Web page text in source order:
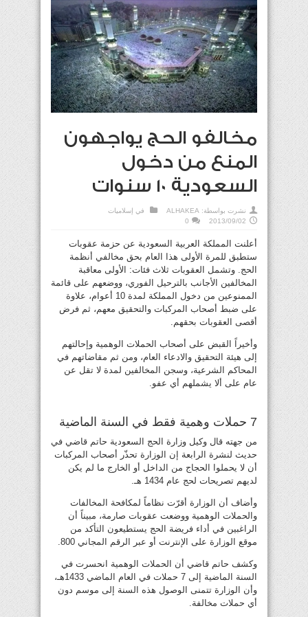
مخالفو الحج يواجهون
المنع من دخول
السعودية 10 سنوات
نشرت بواسطة: ALHAKEA في إسلاميات
2013/09/02
0
أعلنت المملكة العربية السعودية عن حزمة عقوبات
ستطبق للمرة الأولى هذا العام بحق مخالفي أنظمة
الحج. وتشمل العقوبات ثلاث فئات: الأولى معاقبة
المخالفين الأجانب بالترحيل الفوري، ووضعهم على قائمة
الممنوعين من دخول المملكة لمدة 10 أعوام، علاوة
على ضبط أصحاب المركبات والتحقيق معهم، ثم فرض
أقصى العقوبات بحقهم.
وأخيراً القبض على أصحاب الحملات الوهمية وإحالتهم
إلى هيئة التحقيق والادعاء العام، ومن ثم مقاضاتهم في
المحاكم الشرعية، وسجن المخالفين لمدة لا تقل عن
عام على ألا يشملهم أي عفو.
7 حملات وهمية فقط في السنة الماضية
من جهته قال وكيل وزارة الحج السعودية حاتم قاضي في
حديث لنشرة الرابعة إن الوزارة تحذّر أصحاب المركبات
أن لا يحملوا الحجاج من الداخل أو الخارج ما لم يكن
لديهم تصريحات لحج عام 1434 هـ.
وأضاف أن الوزارة أقرّت نظاماً لمكافحة المخالفات
والحملات الوهمية ووضعت عقوبات صارمة، مبيناً أن
الراغبين في أداء فريضة الحج يستطيعون التأكد من
موقع الوزارة على الإنترنت أو عبر الرقم المجاني 800.
وكشف حاتم قاضي أن الحملات الوهمية انحسرت في
السنة الماضية إلى 7 حملات في العام الماضي 1433هـ،
وأن الوزارة تتمنى الوصول هذه السنة إلى موسم دون
أي حملات مخالفة.